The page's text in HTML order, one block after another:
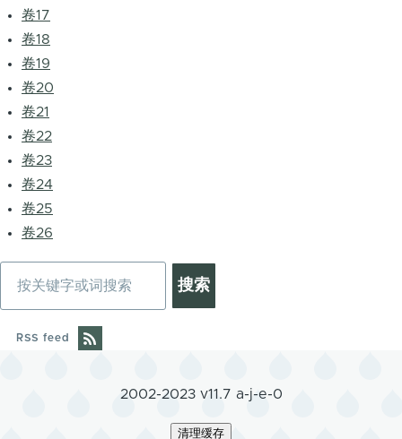
卷17
卷18
卷19
卷20
卷21
卷22
卷23
卷24
卷25
卷26
RSS feed
2002-2023 v11.7 a-j-e-0